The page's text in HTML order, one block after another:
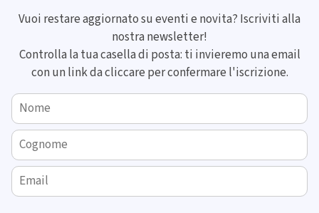
Vuoi restare aggiornato su eventi e novita? Iscriviti alla
nostra newsletter!
Controlla la tua casella di posta: ti invieremo una email
con un link da cliccare per confermare l'iscrizione.